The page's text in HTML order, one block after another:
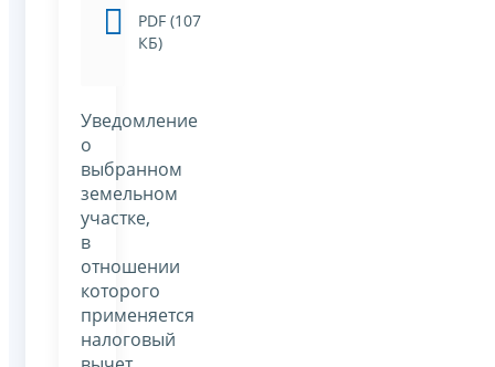
PDF (107
КБ)
Уведомление
о
выбранном
земельном
участке,
в
отношении
которого
применяется
налоговый